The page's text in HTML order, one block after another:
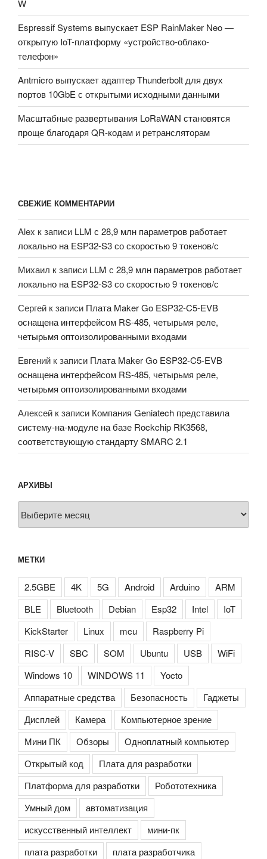
W
Espressif Systems выпускает ESP RainMaker Neo —
открытую IoT-платформу «устройство-облако-
телефон»
Antmicro выпускает адаптер Thunderbolt для двух
портов 10GbE с открытыми исходными данными
Масштабные развертывания LoRaWAN становятся
проще благодаря QR-кодам и ретрансляторам
СВЕЖИЕ КОММЕНТАРИИ
Alex к записи LLM с 28,9 млн параметров работает
локально на ESP32-S3 со скоростью 9 токенов/с
Михаил к записи LLM с 28,9 млн параметров работает
локально на ESP32-S3 со скоростью 9 токенов/с
Сергей к записи Плата Maker Go ESP32-C5-EVB
оснащена интерфейсом RS-485, четырьмя реле,
четырьмя оптоизолированными входами
Евгений к записи Плата Maker Go ESP32-C5-EVB
оснащена интерфейсом RS-485, четырьмя реле,
четырьмя оптоизолированными входами
Алексей к записи Компания Geniatech представила
систему-на-модуле на базе Rockchip RK3568,
соответствующую стандарту SMARC 2.1
АРХИВЫ
МЕТКИ
2.5GBE 4K 5G Android Arduino
ARM
BLE
Bluetooth Debian Esp32 Intel
IoT
KickStarter
Linux mcu
Raspberry Pi
RISC-V
SBC SOM Ubuntu USB
WiFi
Windows 10
WINDOWS 11
Yocto
Аппаратные средства
Безопасность
Гаджеты
Дисплей
Камера
Компьютерное зрение
Мини ПК
Обзоры
Одноплатный компьютер
Открытый код
Плата для разработки
Платформа для разработки
Робототехника
Умный дом
автоматизация
искусственный интеллект
мини-пк
плата разработки
плата разработчика